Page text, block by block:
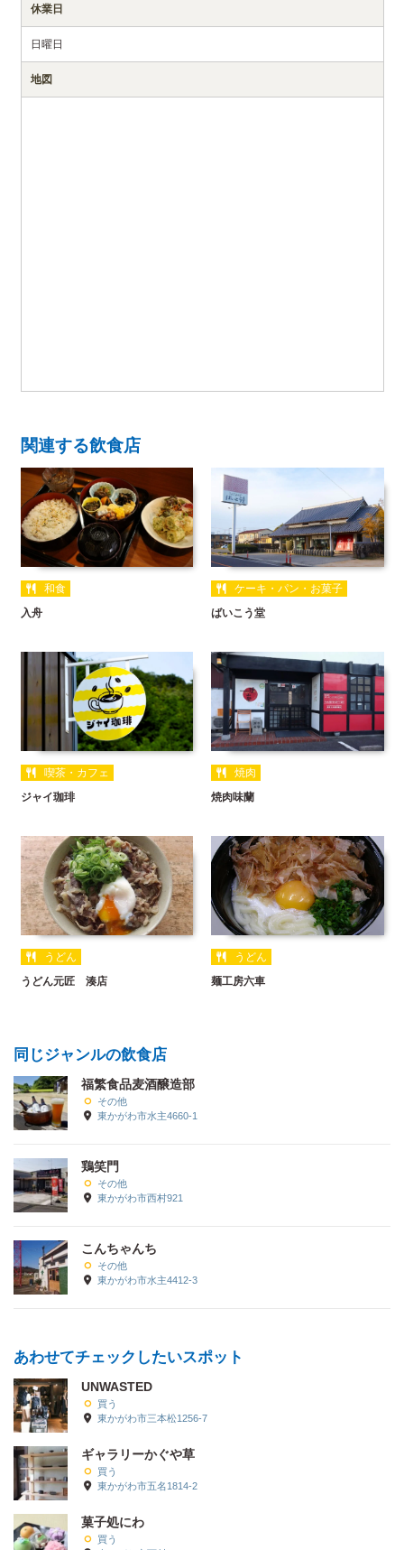
休業日
日曜日
地図
関連する飲食店
和食
入舟
ケーキ・パン・お菓子
ばいこう堂
喫茶・カフェ
ジャイ珈琲
焼肉
焼肉味蘭
うどん
うどん元匠 湊店
うどん
麺工房六車
同じジャンルの飲食店
福繁食品麦酒醸造部
その他
東かがわ市水主4660-1
鶏笑門
その他
東かがわ市西村921
こんちゃんち
その他
東かがわ市水主4412-3
あわせてチェックしたいスポット
UNWASTED
買う
東かがわ市三本松1256-7
ギャラリーかぐや草
買う
東かがわ市五名1814-2
菓子処にわ
買う